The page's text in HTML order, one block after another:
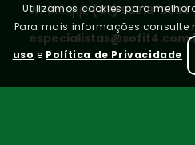
WhatsApp:(47) 99213-3034
Utilizamos cookies para
Para mais informações consulte
uso e Política de Privacidade